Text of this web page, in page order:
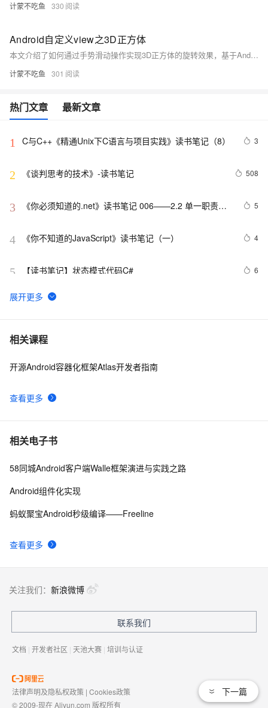
计蒙不吃鱼 330
Android自定义view之3D正方体
本文介绍了如何通过手势滑动操作实现3D正方体的旋转效果，基于Android自定义View中的GLSurfaceView。相较于使用传感器控制，本文改用事件分发机制（onTouchEvent）处理用户手势输入，调整3D正方体的角度。代码中详细展示了TouchSurfaceView的实现，包括触控逻辑、OpenGL ES绘制3D正方体的核心过程，以及生命周期管理。适合对Android 3D图形开发感兴趣的开发者学习参考。
计蒙不吃鱼 301
热门文章 最新文章
1 C与C++《精通Unix下C语言与项目实践》读书笔记（8） 3
2 《谈判思考的技术》-读书笔记 508
3
《你必须知道的.net》读书笔记 006——2.2 单一职责原
5
4 《你不知道的JavaScript》读书笔记（一） 4
5 【读书笔记】状态模式代码C# 6
6 5、程序设计实践读书笔记
7 《101 Windows Phone 7 Apps》读书笔记-BABY
8 《UNIX网络编程 卷2》读书笔记（四）
9 《101 Windows Phone 7 Apps》读书笔记-Weight
10
相关课程
查看更多
开源Android容器化框架Atlas开发者指南
相关电子书
查看更多
58同城Android客户端Walle框架演进与实践之路
Android组件化实现
蚂蚁聚宝Android秒级编译——Freeline
下一篇
关注我们： 新浪微博
联系我们
文档 | 开发者社区 | 天池大赛 | 培训与认证
法律声明及隐私权政策 | Cookies政策
© 2009-现在 Aliyun.com 版权所有